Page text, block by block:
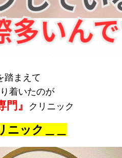
踏まえて
着いたのが
門』 クリニック
ニック＿＿